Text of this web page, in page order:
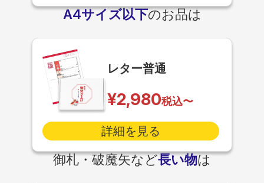
A4サイズ以下のお品は
レター普通
¥2,980税込〜
詳細を見る
御札・破魔矢など長い物は